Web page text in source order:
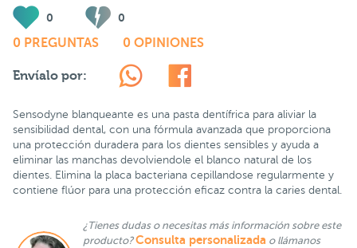
0 0
0 PREGUNTAS 0 OPINIONES
Envíalo por:
Sensodyne blanqueante es una pasta dentífrica para aliviar la
sensibilidad dental, con una fórmula avanzada que proporciona
una protección duradera para los dientes sensibles y ayuda a
eliminar las manchas devolviendole el blanco natural de los
dientes. Elimina la placa bacteriana cepillandose regularmente y
contiene flúor para una protección eficaz contra la caries dental.
¿Tienes dudas o necesitas más información sobre este
producto?Consulta personalizada o llámanos